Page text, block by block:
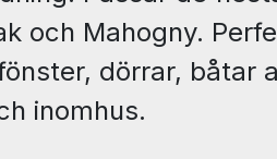
och Mahogny.
dörrar, båtar
inomhus.